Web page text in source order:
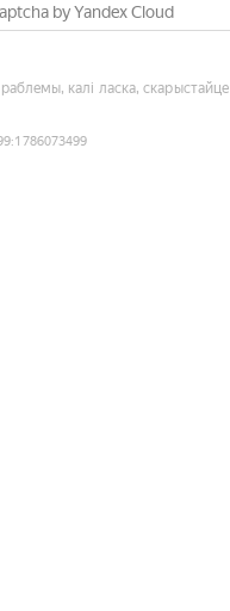
by Yandex Cloud
калі ласка, скарыстайце
:1786073499